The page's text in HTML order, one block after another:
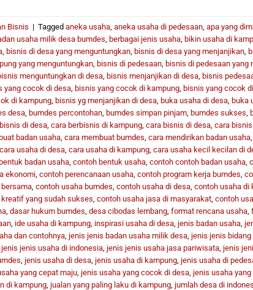
Bisnis | Tagged aneka usaha, aneka usaha di pedesaan, apa yang
usaha milik desa bumdes berbagai jenis usaha, bikin usaha di
, bisnis di desa yang menguntungkan, bisnis di desa yang menjanjikan,
yang menguntungkan, bisnis di pedesaan, bisnis di pedesaan yang
menguntungkan di desa, bisnis menjanjikan di desa, bisnis
yang cocok di desa, bisnis yang cocok di kampung, bisnis yang cocok
di kampung, bisnis yg menjanjikan di desa, buka usaha di desa, buka
desa, bumdes percontohan, bumdes simpan pinjam, bumdes sukses
di desa, cara berbisnis di kampung, cara bisnis di desa, cara
badan usaha, cara membuat bumdes cara mendirikan badan usaha,
cara usaha di desa, cara usaha di kampung, cara usaha kecil kecilan di
badan usaha, contoh bentuk usaha, contoh contoh badan usaha,
ekonomi, contoh perencanaan usaha, contoh program kerja bumdes
, contoh usaha bumdes contoh usaha di desa, contoh usaha di
yang sudah sukses contoh usaha jasa di masyarakat, contoh
, dasar hukum bumdes desa cibodas lembang, format rencana usaha,
, ide usaha di kampung, inspirasi usaha di desa, jenis badan usaha,
dan contohnya, jenis jenis badan usaha milik desa, jenis jenis bidang
jenis jenis usaha di indonesia, jenis jenis usaha jasa pariwisata, jenis
jenis usaha di desa, jenis usaha di kampung, jenis usaha di
yang cepat maju, jenis usaha yang cocok di desa, jenis usaha
di kampung, jualan yang paling laku di kampung, jumlah desa di